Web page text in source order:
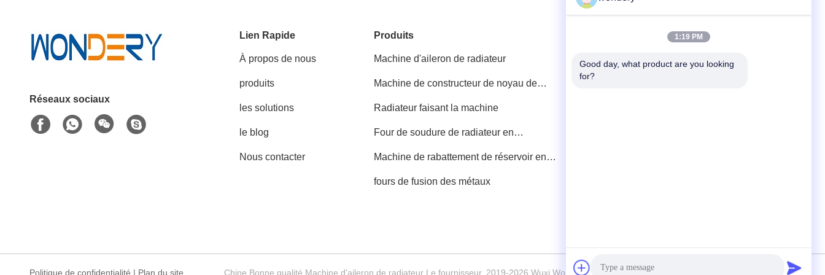
Réseaux sociaux
Lien Rapide
À propos de nous
produits
les solutions
le blog
Nous contacter
Produits
Machine d'aileron de radiateur
Machine de constructeur de noyau de
Radiateur faisant la machine
Four de soudure de radiateur en
Machine de rabattement de réservoir en
fours de fusion des métaux
Télégramme
Politique de confidentialité | Plan du site Chine Bonne qualité Machine d'aileron de radiateur Le fournisseur. 2019-2026 Wuxi Wondery Industry Equipment Co., Ltd Tous les droits réservés.
1:19 PM
Good day, what product are you looking
for?